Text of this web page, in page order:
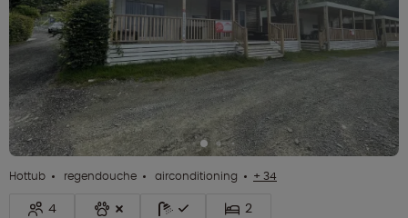
Hottub regendouche airconditioning + 34
4 2